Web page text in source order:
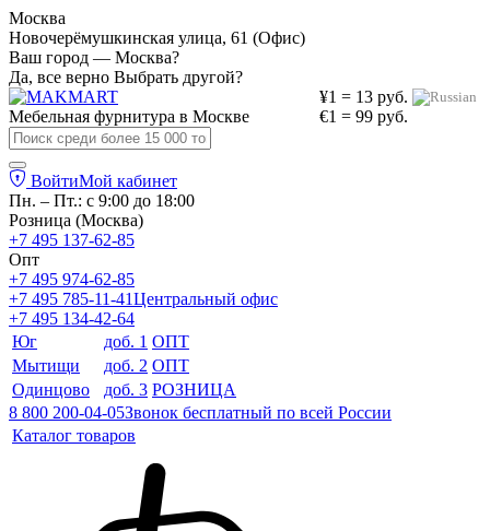
Москва
Новочерёмушкинская улица, 61 (Офис)
Ваш город — Москва?
Да, все верно Выбрать другой?
¥1 = 13 руб.
€1 = 99 руб.
Мебельная фурнитура в Москве
ВойтиМой кабинет
Пн. – Пт.: с 9:00 до 18:00
Розница (Москва)
+7 495 137-62-85
Опт
+7 495 974-62-85
+7 495 785-11-41Центральный офис
+7 495 134-42-64
Юг
доб. 1 ОПТ
Мытищи
доб. 2 ОПТ
Одинцово
доб. 3 РОЗНИЦА
8 800 200-04-05Звонок бесплатный по всей России
Каталог товаров